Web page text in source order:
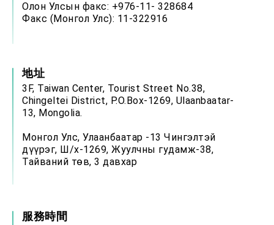
Олон Улсын факс: +976-11- 328684
Факс (Монгол Улс): 11-322916
地址
3F, Taiwan Center, Tourist Street No.38,
Chingeltei District, P.O.Box-1269, Ulaanbaatar-
13, Mongolia.
Монгол Улс, Улаанбаатар -13 Чингэлтэй
дүүрэг, Ш/х-1269, Жуулчны гудамж-38,
Тайваний төв, 3 давхар
服務時間